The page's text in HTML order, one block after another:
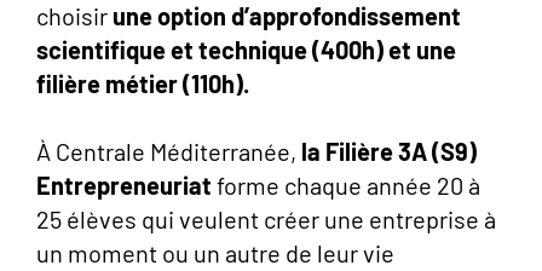
choisir une option d’approfondissement
scientifique et technique (400h) et une
filière métier (110h).
À Centrale Méditerranée, la Filière 3A (S9)
Entrepreneuriat forme chaque année 20 à
25 élèves qui veulent créer une entreprise à
un moment ou un autre de leur vie